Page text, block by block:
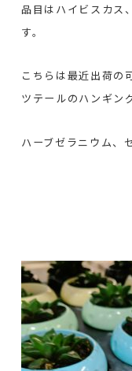
品目はハイビスカス
す。
こちらは最近出荷の
ツテールのハンギン
ハーブゼラニウム、